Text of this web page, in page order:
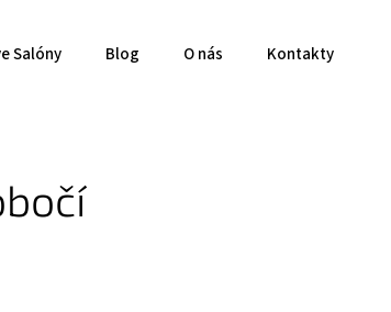
Salóny Blog O nás Kontakty